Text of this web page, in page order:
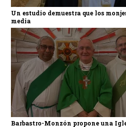
Un estudio demuestra que los
media
Barbastro-Monzón propone una